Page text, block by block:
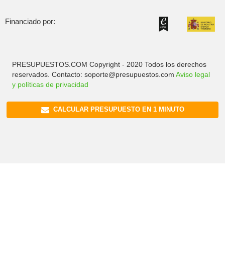
Financiado por:
PRESUPUESTOS.COM Copyright - 2020 Todos los derechos
reservados. Contacto: soporte@presupuestos.com Aviso legal
y políticas de privacidad
CALCULAR PRESUPUESTO EN 1 MINUTO